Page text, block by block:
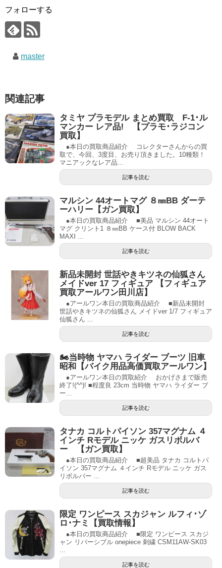
フォローする
master
関連記事
タミヤ プラモデル まとめ買取 F-1･ル
マンカー レア品! 【プラモ･ラジコン
買取】
●本日の買取商品紹介 コレクターさんからの買
取で、今回、3度目、お売り頂きました。10種類！
マニアックなレア品...
記事を読む
マルシン 44オートマグ ８㎜BB ダーテ
ーハリー【ガン買取】
●本日の買取商品紹介 ■美品 マルシン 44オート
マグ クリント1 ８㎜BB ケース付 BLOW BACK
MAXI ...
記事を読む
新品未開封 世話やきキツネの仙狐さん
メイドver 17 フィギュア 【フィギュア
買取アールワン田川店】
●アールワン本日の買取商品紹介 ■新品未開封
世話やきキツネの仙狐さん メイドver 1/7 フィギュア
仙狐さん ...
記事を読む
🏍当時物 ヤマハ ライダー ブーツ 旧車
昭和【バイク用品高価買取アールワン】
●アールワン本日の買取紹介 おかげさまで販売
終了!(^^)! ■程度良 23cm 当時物 ヤマハ ライダー ブ
ー...
記事を読む
タナカ コルトパイソン 357マグナム ４
インチ Rモデル ニッケ ガスリボルバ
ー 【ガン買取】
●本日の買取商品紹介 ■超美品 タナカ コルトパ
イソン 357マグナム ４インチ Rモデル ニッケ ガス
リボルバー ...
記事を読む
限定 ワンピース スカジャン ルフィ･ゾ
ロ･ナミ【買取情報】
●本日の買取商品紹介 ■限定 ワンピース スカジ
ャン リバーシブル onepiece 刺繍 CSM11AW-SK03
記事を読む